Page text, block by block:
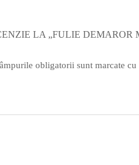
LA „FULIE DEMAROR
obligatorii sunt marcate cu